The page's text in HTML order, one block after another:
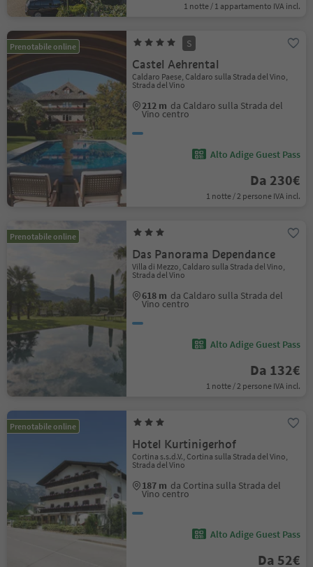
1 notte / 1 appartamento IVA incl.
Prenotabile online S
Castel Aehrental
Caldaro Paese, Caldaro sulla Strada del Vino,
Strada del Vino
212 m da Caldaro sulla Strada del
Vino centro
Alto Adige Guest Pass
Da 230€
1 notte / 2 persone IVA incl.
Prenotabile online
Das Panorama Dependance
Villa di Mezzo, Caldaro sulla Strada del Vino,
Strada del Vino
618 m da Caldaro sulla Strada del
Vino centro
Alto Adige Guest Pass
Da 132€
1 notte / 2 persone IVA incl.
Prenotabile online
Hotel Kurtinigerhof
Cortina s.s.d.V., Cortina sulla Strada del Vino,
Strada del Vino
187 m da Cortina sulla Strada del
Vino centro
Alto Adige Guest Pass
Da 52€